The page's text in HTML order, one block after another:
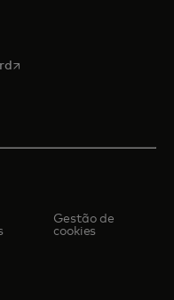
nova guia
uma nova guia
abre em uma nova guia
em uma nova guia
Gestão de
cookies